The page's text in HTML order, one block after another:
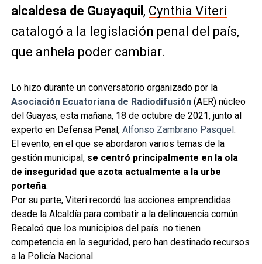
alcaldesa de Guayaquil , Cynthia Viteri
catalogó a la legislación penal del país,
que anhela poder cambiar.
Lo hizo durante un conversatorio organizado por la
Asociación Ecuatoriana de Radiodifusión(AER) núcleo
del Guayas, esta mañana, 18 de octubre de 2021, junto al
experto en Defensa Penal, Alfonso Zambrano Pasquel.
El evento, en el que se abordaron varios temas de la
gestión municipal, se centró principalmente en la ola
de inseguridad que azota actualmente a la urbe
porteña.
Por su parte, Viteri recordó las acciones emprendidas
desde la Alcaldía para combatir a la delincuencia común.
Recalcó que los municipios del país no tienen
competencia en la seguridad, pero han destinado recursos
a la Policía Nacional.